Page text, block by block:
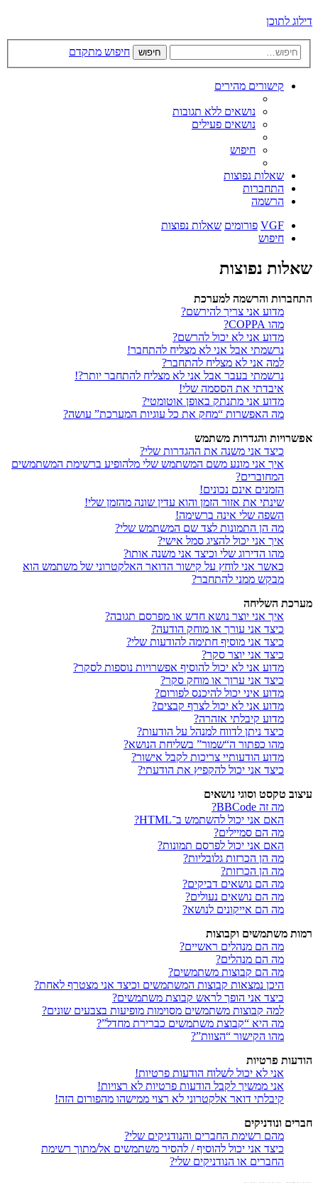
דילוג לתוכן
חיפוש חיפוש מתקדם
קישורים מהירים
נושאים ללא תגובות
נושאים פעילים
חיפוש
שאלות נפוצות
התחברות
הרשמה
VGF פורומים שאלות נפוצות
חיפוש
שאלות נפוצות
התחברות והרשמה למערכת
מדוע אני צריך להירשם?
מהו COPPA?
מדוע אני לא יכול להרשם?
נרשמתי אבל אני לא מצליח להתחבר!
למה אני לא מצליח להתחבר?
נרשמתי בעבר אבל אני לא מצליח להתחבר יותר?!
איבדתי את הססמה שלי!
מדוע אני מתנתק באופן אוטומטי?
מה האפשרות “מחק את כל עוגיות המערכת” עושה?
אפשרויות והגדרות משתמש
כיצד אני משנה את ההגדרות שלי?
איך אני מונע משם המשתמש שלי מלהופיע ברשימת המשתמשים
המחוברים?
הזמנים אינם נכונים!
שינתי את אזור הזמן והוא עדין שונה מהזמן שלי!
השפה שלי אינה ברשימה!
מה הן התמונות לצד שם המשתמש שלי?
איך אני יכול להציג סמל אישי?
מהו הדירוג שלי וכיצד אני משנה אותו?
כאשר אני לוחץ על קישור הדואר האלקטרוני של משתמש הוא
מבקש ממני להתחבר?
מערכת השליחה
איך אני יוצר נושא חדש או מפרסם תגובה?
כיצד אני עורך או מוחק הודעה?
כיצד אני מוסיף חתימה להודעות שלי?
כיצד אני יוצר סקר?
מדוע אני לא יכול להוסיף אפשרויות נוספות לסקר?
כיצד אני ערוך או מוחק סקר?
מדוע איני יכול להיכנס לפורום?
מדוע אני לא יכול לצרף קבצים?
מדוע קיבלתי אזהרה?
כיצד ניתן לדווח למנהל על הודעות?
מהו כפתור ה“שמור” בשליחת הנושא?
מדוע הודעותיי צריכות לקבל אישור?
כיצד אני יכול להקפיץ את הודעתי?
עיצוב טקסט וסוגי נושאים
מה זה BBCode?
האם אני יכול להשתמש ב־HTML?
מה הם סמיילים?
האם אני יכול לפרסם תמונות?
מה הן הכרזות גלובליות?
מה הן הכרזות?
מה הם נושאים דביקים?
מה הם נושאים נעולים?
מה הם אייקונים לנושא?
רמות משתמשים וקבוצות
מה הם מנהלים ראשיים?
מה הם מנהלים?
מה הם קבוצות משתמשים?
היכן נמצאות קבוצות המשתמשים וכיצד אני מצטרף לאחת?
כיצד אני הופך לראש קבוצת משתמשים?
למה קבוצות משתמשים מסוימות מופיעות בצבעים שונים?
מה היא “קבוצת משתמשים כברירת מחדל”?
מהו הקישור “הצוות”?
הודעות פרטיות
אני לא יכול לשלוח הודעות פרטיות!
אני ממשיך לקבל הודעות פרטיות לא רצויות!
קיבלתי דואר אלקטרוני לא רצוי ממישהו מהפורום הזה!
חברים ונודניקים
מהם רשימת החברים והנודניקים שלי?
כיצד אני יכול להוסיף / להסיר משתמשים אל/מתוך רשימת
החברים או הנודניקים שלי?